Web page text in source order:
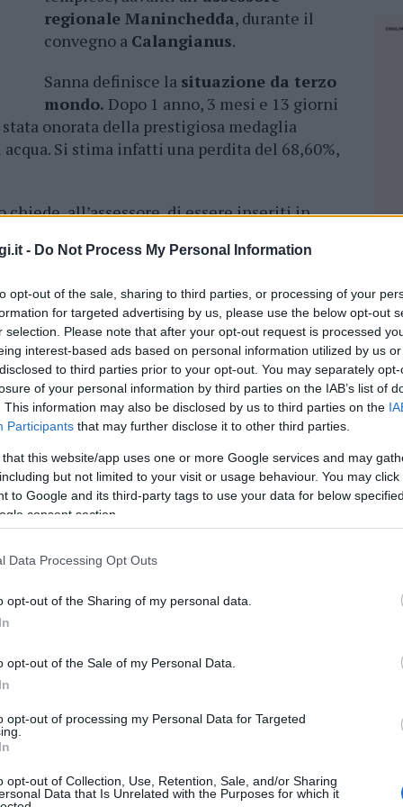
- Do Not Process My Personal Information
opt-out of the sale, sharing to third parties, or processing of your
for targeted advertising by us, please use the below opt-out
selection. Please note that after your opt-out request is processed
interest-based ads based on personal information utilized by us
to third parties prior to your opt-out. You may separately
of your personal information by third parties on the IAB’s list of
This information may also be disclosed by us to third parties on the
Participants that may further disclose it to other third parties.
that this website/app uses one or more Google services and may
but not limited to your visit or usage behaviour. You may
to Google and its third-party tags to use your data for below
consent section.
Data Processing Opt Outs
opt-out of the Sharing of my personal data.
opt-out of the Sale of my Personal Data.
opt-out of processing my Personal Data for Targeted
opt-out of Collection, Use, Retention, Sale, and/or Sharing
Data that Is Unrelated with the Purposes for which it
regionale Maninchedda, durante il
convegno a Calangianus.
Sanna definisce la situazione da terzo
mondo. Dopo 1 anno, 3 mesi e 13 giorni
onorata della prestigiosa medaglia
Si stima infatti una perdita del 68,60%,
all’assessore, di essere inseriti in
pochissimo tempo a far parte di un
una situazione intollerabile,quella che
potabile a causa della presenza di alluminio,
di distribuzione interna.
1.515 metri di tubi, fra il 2017 e il 2019
è di 400 mila euro. sono soprattutto i più
acqua di rete non conforme per usi
è pressoché impossibile. Molte persone
fontane o non possono permettersi l’acqua
Maninchedda dello scorso
A
però, ribadisce Sanna, l’
cliccando qui